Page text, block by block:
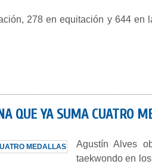
278 en equitación y 644
QUE YA SUMA CUATRO
Agustín Alves
taekwondo en